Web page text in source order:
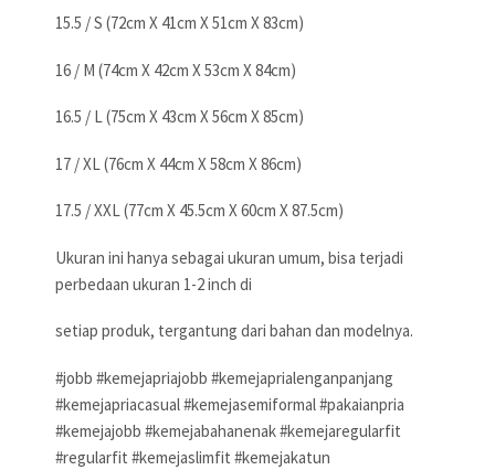
15.5 / S (72cm X 41cm X 51cm X 83cm)
16 / M (74cm X 42cm X 53cm X 84cm)
16.5 / L (75cm X 43cm X 56cm X 85cm)
17 / XL (76cm X 44cm X 58cm X 86cm)
17.5 / XXL (77cm X 45.5cm X 60cm X 87.5cm)
Ukuran ini hanya sebagai ukuran umum, bisa terjadi
perbedaan ukuran 1-2 inch di
setiap produk, tergantung dari bahan dan modelnya.
#jobb #kemejapriajobb #kemejaprialenganpanjang
#kemejapriacasual #kemejasemiformal #pakaianpria
#kemejajobb #kemejabahanenak #kemejaregularfit
#regularfit #kemejaslimfit #kemejakatun